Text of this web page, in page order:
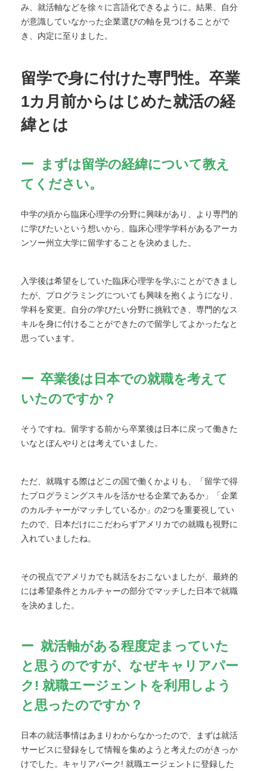
み、就活軸などを徐々に言語化できるように。結果、自分
が意識していなかった企業選びの軸を見つけることがで
き、内定に至りました。
留学で身に付けた専門性。卒業
1カ月前からはじめた就活の経
緯とは
まずは留学の経緯について教え
てください。
中学の頃から臨床心理学の分野に興味があり、より専門的
に学びたいという想いから、臨床心理学学科があるアーカ
ンソー州立大学に留学することを決めました。
入学後は希望をしていた臨床心理学を学ぶことができまし
たが、プログラミングについても興味を抱くようになり、
学科を変更。自分の学びたい分野に挑戦でき、専門的なス
キルを身に付けることができたので留学してよかったなと
思っています。
卒業後は日本での就職を考えて
いたのですか？
そうですね。留学する前から卒業後は日本に戻って働きた
いなとぼんやりとは考えていました。
ただ、就職する際はどこの国で働くかよりも、「留学で得
たプログラミングスキルを活かせる企業であるか」「企業
のカルチャーがマッチしているか」の2つを重要視してい
たので、日本だけにこだわらずアメリカでの就職も視野に
入れていましたね。
その視点でアメリカでも就活をおこないましたが、最終的
には希望条件とカルチャーの部分でマッチした日本で就職
を決めました。
就活軸がある程度定まっていた
と思うのですが、なぜキャリアパー
ク! 就職エージェントを利用しよう
と思ったのですか？
日本の就活事情はあまりわからなかったので、まずは就活
サービスに登録をして情報を集めようと考えたのがきっか
けでした。キャリアパーク! 就職エージェントに登録した